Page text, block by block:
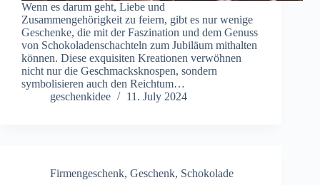
Wenn es darum geht, Liebe und
Zusammengehörigkeit zu feiern, gibt es nur wenige
Geschenke, die mit der Faszination und dem Genuss
von Schokoladenschachteln zum Jubiläum mithalten
können. Diese exquisiten Kreationen verwöhnen
nicht nur die Geschmacksknospen, sondern
symbolisieren auch den Reichtum…
geschenkidee
11. July 2024
Firmengeschenk, Geschenk, Schokolade